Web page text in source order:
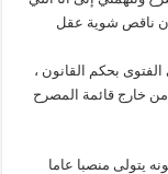
ناقص شوية عقل
بحكم القانون ،
خارج قائمة المصرح
يتولى منصبا عاما